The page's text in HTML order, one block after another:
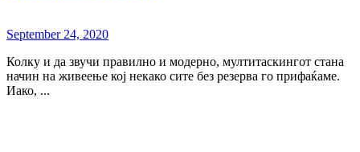
September 24, 2020
Колку и да звучи правилно и модерно, мултитаскингот стана
начин на живеење кој некако сите без резерва го прифаќаме.
Иако, ...